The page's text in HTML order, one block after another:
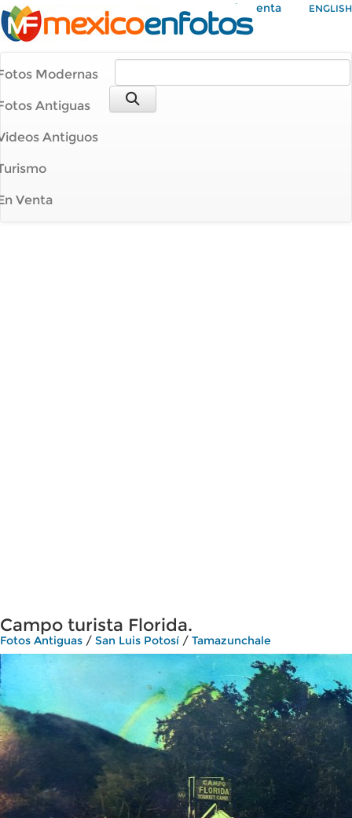
Mi Cuenta ENGLISH
Modernas
Antiguas
Antiguos
Venta
Campo turista Florida.
Fotos Antiguas / San Luis Potosí / Tamazunchale